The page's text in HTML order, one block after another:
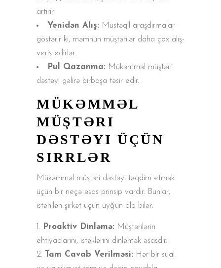
artırır.
Yenidən Alış: Müstəqil araşdırmalar
göstərir ki, məmnun müştərilər daha çox alış-
veriş edirlər.
Pul Qazanma: Mükəmməl müştəri
dəstəyi gəlirə birbaşa təsir edir.
MÜKƏMMƏL
MÜŞTƏRI
DƏSTƏYI ÜÇÜN
SIRRLƏR
Mükəmməl müştəri dəstəyi təqdim etmək
üçün bir neçə əsas prinsip vardır. Bunlar,
istənilən şirkət üçün uyğun ola bilər:
Proaktiv Dinləmə: Müştərilərin
ehtiyaclarını, istəklərini dinləmək əsasdır.
Tam Cavab Verilməsi: Hər bir sual